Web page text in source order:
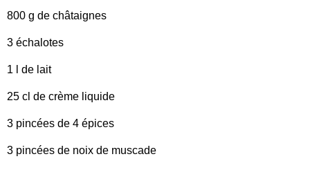
800 g de châtaignes
3 échalotes
1 l de lait
25 cl de crème liquide
3 pincées de 4 épices
3 pincées de noix de muscade